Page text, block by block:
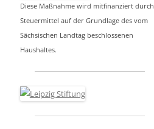
Diese Maßnahme wird mitfinanziert durch
Steuermittel auf der Grundlage des vom
Sächsischen Landtag beschlossenen
Haushaltes.